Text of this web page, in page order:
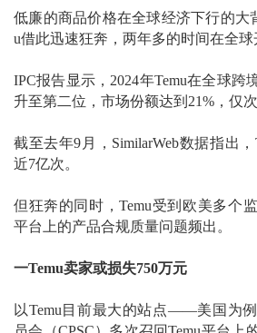
低廉的商品价格在全球经济下行的大
u借此迅速狂奔，两年多的时间在全球
IPC报告显示，2024年Temu在全球跨
升至第二位，市场份额达到 21% ， 仅
截至去年9月， SimilarWeb数据指出 ，
近7亿次。
但狂奔的同时，Temu受到欧美多个
平台上的产品合规质量问题频出。
一Temu卖家或损失750万元
以Temu目前最大的站点——美国为例